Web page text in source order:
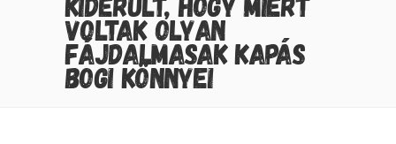
VOLTAK OLYAN
FÁJDALMASAK KAPÁS
BOGI KÖNNYEI